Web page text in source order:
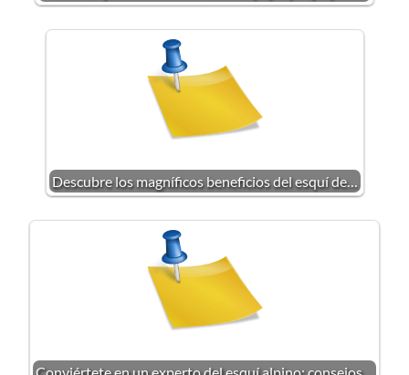
Descubre los magníficos beneficios del esquí de…